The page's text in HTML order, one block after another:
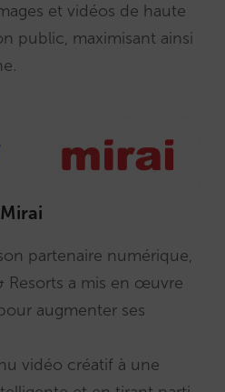
et vidéos de haute
public, maximisant ainsi
partenaire numérique,
Resorts a mis en œuvre
augmenter ses
vidéo créatif à une